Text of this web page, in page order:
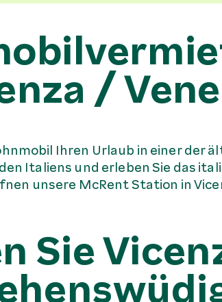
/
Ihren Urlaub in einer der
Italiens und erleben Sie das
unsere McRent Station in
Sie